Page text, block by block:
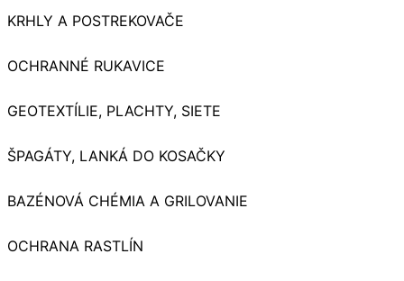
KRHLY A POSTREKOVAČE
OCHRANNÉ RUKAVICE
GEOTEXTÍLIE, PLACHTY, SIETE
ŠPAGÁTY, LANKÁ DO KOSAČKY
BAZÉNOVÁ CHÉMIA A GRILOVANIE
OCHRANA RASTLÍN